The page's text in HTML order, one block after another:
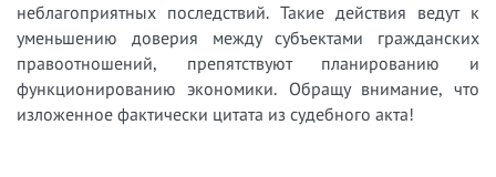
неблагоприятных последствий. Такие действия ведут к
уменьшению доверия между субъектами гражданских
правоотношений, препятствуют планированию и
функционированию экономики. Обращу внимание, что
изложенное фактически цитата из судебного акта!